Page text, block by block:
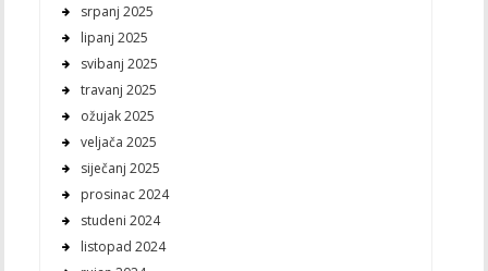
srpanj 2025
lipanj 2025
svibanj 2025
travanj 2025
ožujak 2025
veljača 2025
siječanj 2025
prosinac 2024
studeni 2024
listopad 2024